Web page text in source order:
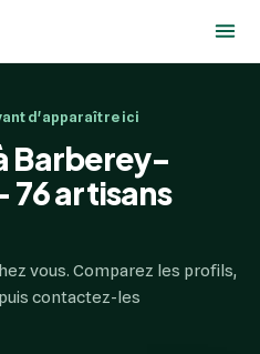
d'apparaître ici
Barberey-
artisans
vous. Comparez les profils,
contactez-les